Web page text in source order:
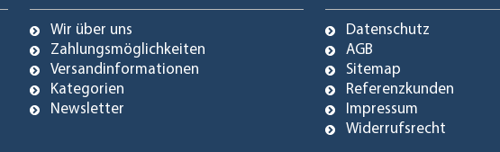
Wir über uns
Zahlungsmöglichkeiten
Versandinformationen
Kategorien
Newsletter
Datenschutz
AGB
Sitemap
Referenzkunden
Impressum
Widerrufsrecht